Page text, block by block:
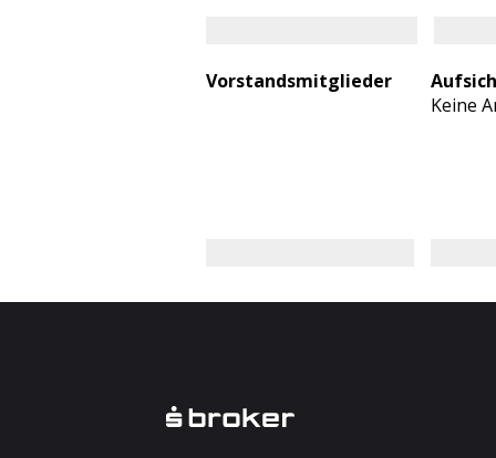
Vorstandsmitglieder
Keine